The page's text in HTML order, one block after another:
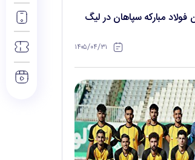
فولاد مبارکه سپاهان در لیگ
۱۴۰۵/۰۴/۳۱